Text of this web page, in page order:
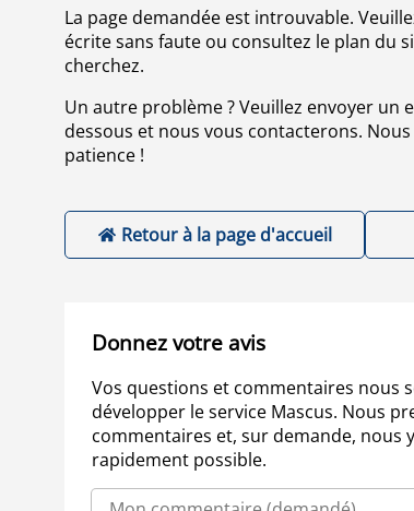
La page demandée est introuvable.
écrite sans faute ou consultez le plan du
cherchez.
Un autre problème ? Veuillez envoyer un
dessous et nous vous contacterons.
patience !
Retour à la page d'accueil
Donnez votre avis
Vos questions et commentaires nous
développer le service Mascus. Nous
commentaires et, sur demande, nous
rapidement possible.